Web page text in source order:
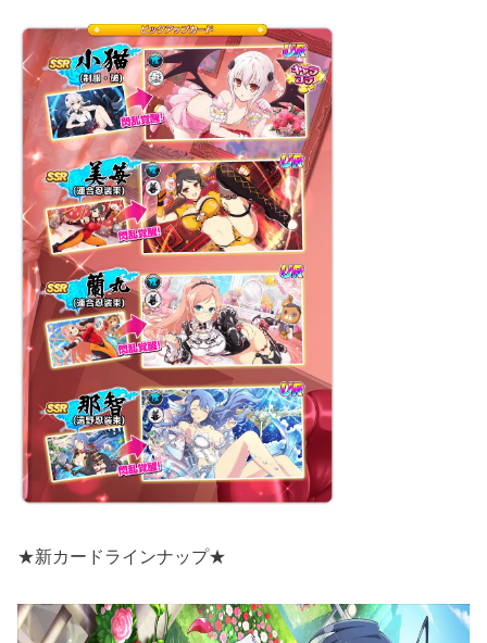
★新カードラインナップ★